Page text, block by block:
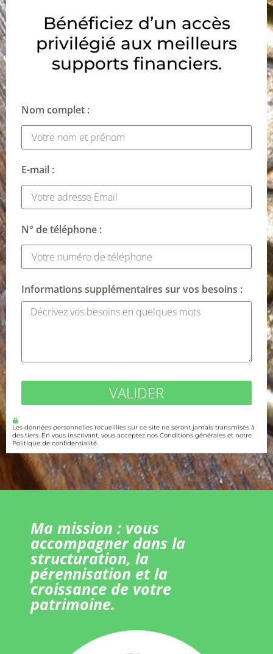
Bénéficiez d’un accès
privilégié aux meilleurs
supports financiers.
Nom complet :
E-mail :
N° de téléphone :
Informations supplémentaires sur vos besoins :
VALIDER
Les données personnelles recueillies sur ce site ne seront jamais transmises à
des tiers. En vous inscrivant, vous acceptez nos Conditions générales et notre
Politique de confidentialité.
Ma mission : vous
accompagner dans la
structuration, la
pérennisation et la
croissance de votre
patrimoine.